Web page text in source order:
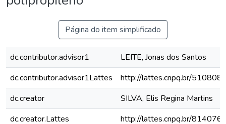
Página do item simplificado
dc.contributor.advisor1
LEITE, Jonas dos Santos
dc.contributor.advisor1Lattes
http://lattes.cnpq.br/
dc.creator
SILVA, Elis Regina Martins
dc.creator.Lattes
http://lattes.cnpq.br/